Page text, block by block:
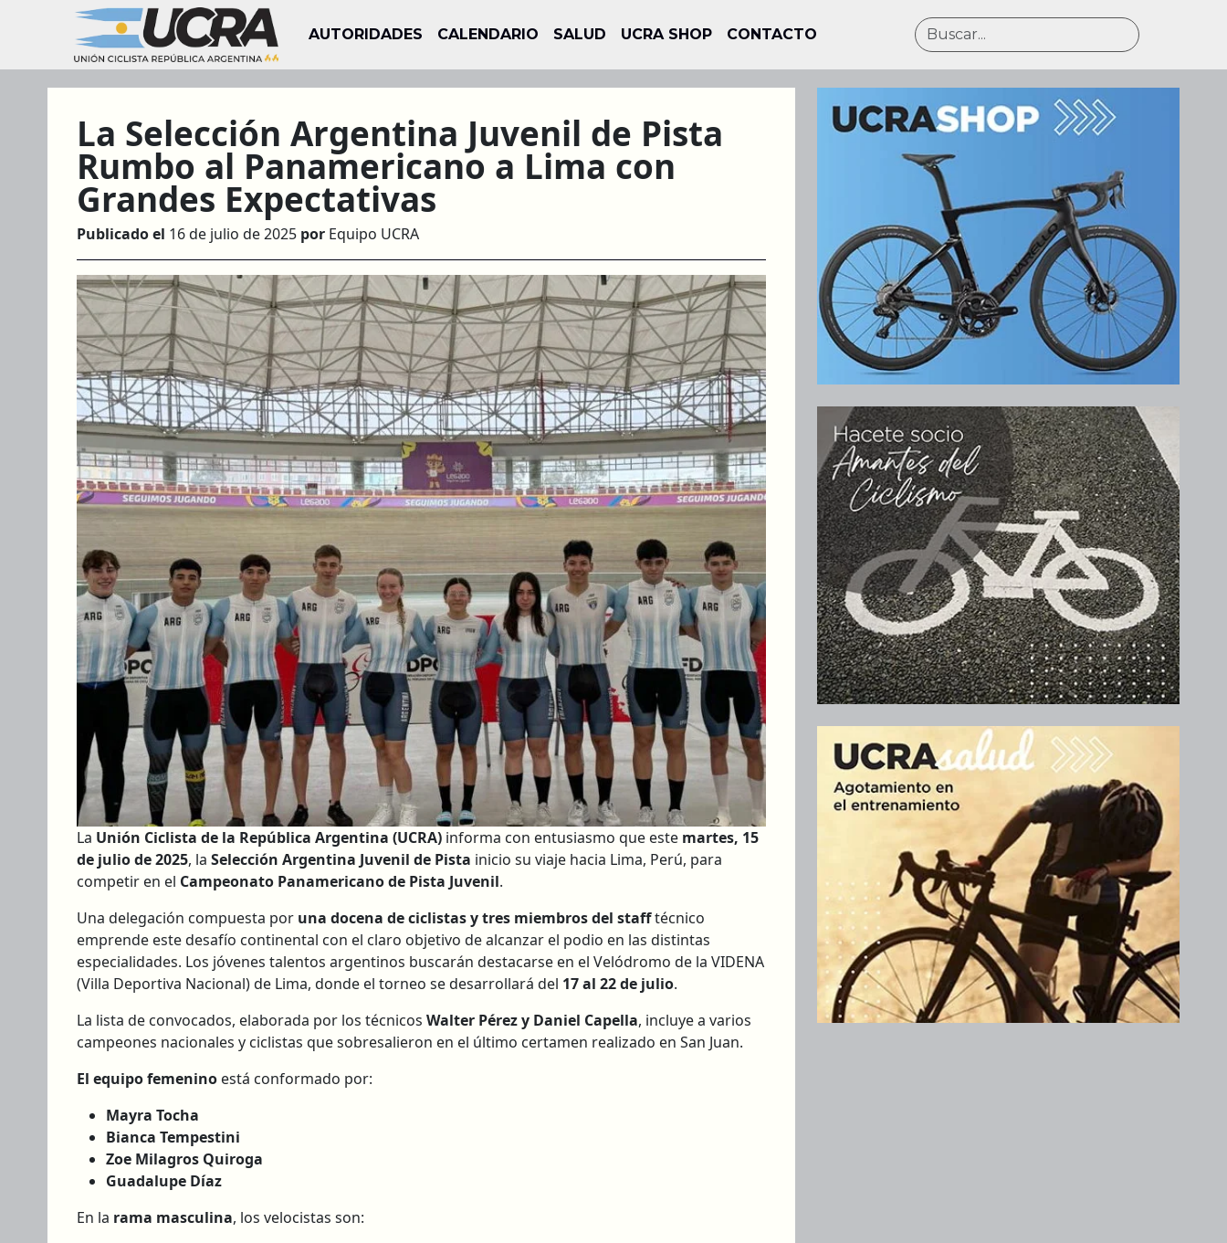
AUTORIDADES CALENDARIO SALUD UCRA SHOP CONTACTO
La Selección Argentina Juvenil de Pista
Rumbo al Panamericano a Lima con
Grandes Expectativas
Publicado el 16 de julio de 2025 por Equipo UCRA
La Unión Ciclista de la República Argentina (UCRA) informa con entusiasmo que este martes, 15
de julio de 2025, la Selección Argentina Juvenil de Pista inicio su viaje hacia Lima, Perú, para
competir en el Campeonato Panamericano de Pista Juvenil.
Una delegación compuesta por una docena de ciclistas y tres miembros del stafftécnico
emprende este desafío continental con el claro objetivo de alcanzar el podio en las distintas
especialidades. Los jóvenes talentos argentinos buscarán destacarse en el Velódromo de la VIDENA
(Villa Deportiva Nacional) de Lima, donde el torneo se desarrollará del 17 al 22 de julio.
La lista de convocados, elaborada por los técnicos Walter Pérez y Daniel Capella, incluye a varios
campeones nacionales y ciclistas que sobresalieron en el último certamen realizado en San Juan.
El equipo femenino está conformado por:
Mayra Tocha
Bianca Tempestini
Zoe Milagros Quiroga
Guadalupe Díaz
En la rama masculina, los velocistas son: